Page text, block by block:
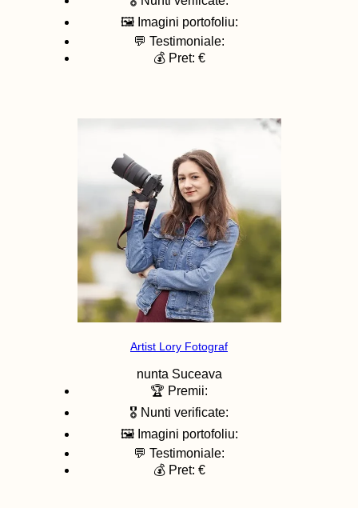
🖼️ Imagini portofoliu:
💬 Testimoniale:
💰 Pret: €
Artist Lory Fotograf
nunta Suceava
🏆 Premii:
🎖️ Nunti verificate:
🖼️ Imagini portofoliu:
💬 Testimoniale:
💰 Pret: €